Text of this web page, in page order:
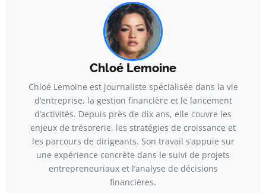
Chloé Lemoine
Chloé Lemoine est journaliste spécialisée dans la vie
d’entreprise, la gestion financière et le lancement
d’activités. Depuis près de dix ans, elle couvre les
enjeux de trésorerie, les stratégies de croissance et
les parcours de dirigeants. Son travail s’appuie sur
une expérience concrète dans le suivi de projets
entrepreneuriaux et l’analyse de décisions
financières.